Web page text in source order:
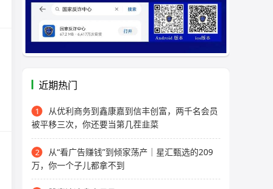
近期热门
1
从优利商务到鑫康嘉到信丰创富，两千名会员
被平移三次，你还要当第几茬韭菜
2
从“看广告赚钱”到倾家荡产｜星汇甄选的209
万，你一个子儿都拿不到